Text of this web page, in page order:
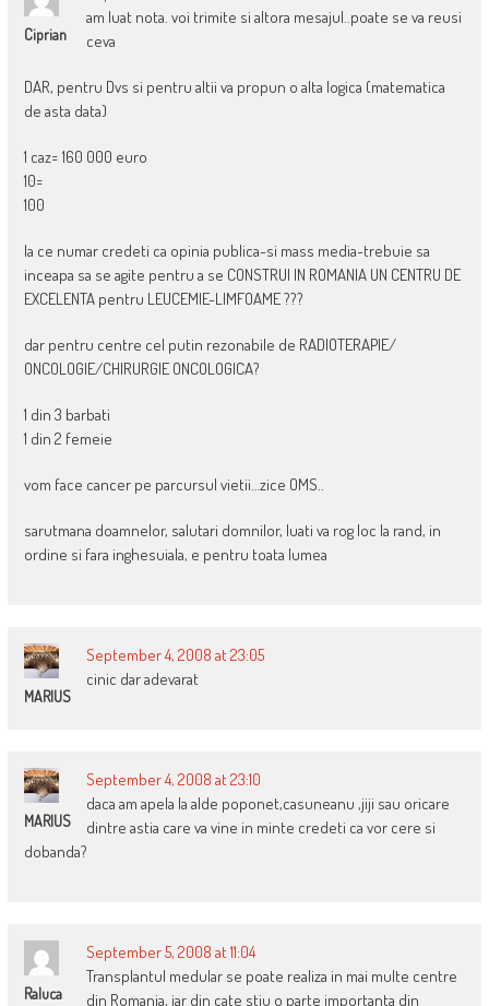
Ciprian
am luat nota. voi trimite si altora mesajul..poate se va reusi
ceva
DAR, pentru Dvs si pentru altii va propun o alta logica (matematica
de asta data)
1 caz= 160 000 euro
10=
100
la ce numar credeti ca opinia publica-si mass media-trebuie sa
inceapa sa se agite pentru a se CONSTRUI IN ROMANIA UN CENTRU DE
EXCELENTA pentru LEUCEMIE-LIMFOAME ???
dar pentru centre cel putin rezonabile de RADIOTERAPIE/
ONCOLOGIE/CHIRURGIE ONCOLOGICA?
1 din 3 barbati
1 din 2 femeie
vom face cancer pe parcursul vietii…zice OMS..
sarutmana doamnelor, salutari domnilor, luati va rog loc la rand, in
ordine si fara inghesuiala, e pentru toata lumea
MARIUS
September 4, 2008 at 23:05
cinic dar adevarat
MARIUS
September 4, 2008 at 23:10
daca am apela la alde poponet,casuneanu ,jiji sau oricare
dintre astia care va vine in minte credeti ca vor cere si
dobanda?
Raluca
September 5, 2008 at 11:04
Transplantul medular se poate realiza in mai multe centre
din Romania, iar din cate stiu o parte importanta din